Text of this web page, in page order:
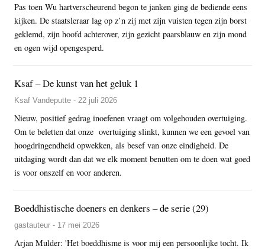
Pas toen Wu hartverscheurend begon te janken ging de bediende eens
kijken. De staatsleraar lag op z’n zij met zijn vuisten tegen zijn borst
geklemd, zijn hoofd achterover, zijn gezicht paarsblauw en zijn mond
en ogen wijd opengesperd.
Ksaf – De kunst van het geluk 1
Ksaf Vandeputte - 22 juli 2026
Nieuw, positief gedrag inoefenen vraagt om volgehouden overtuiging.
Om te beletten dat onze overtuiging slinkt, kunnen we een gevoel van
hoogdringendheid opwekken, als besef van onze eindigheid. De
uitdaging wordt dan dat we elk moment benutten om te doen wat goed
is voor onszelf en voor anderen.
Boeddhistische doeners en denkers – de serie (29)
gastauteur - 17 mei 2026
Arjan Mulder: 'Het boeddhisme is voor mij een persoonlijke tocht. Ik